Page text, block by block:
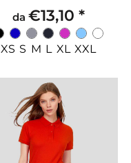
da €13,10 *
XS S M L XL XXL